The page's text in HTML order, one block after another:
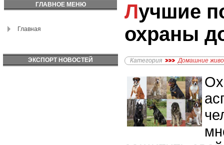
ГЛАВНОЕ МЕНЮ
Главная
ЭКСПОРТ НОВОСТЕЙ
Лучшие породы собак для
охраны
Категория Домашние